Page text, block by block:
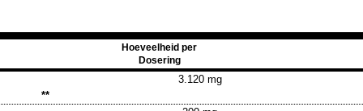
Hoeveelheid per
Dosering
3.120 mg
**